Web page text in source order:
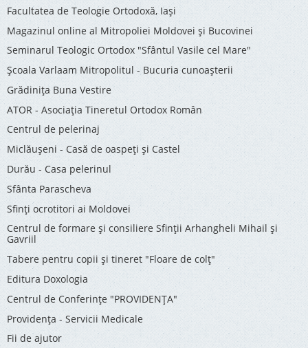
Facultatea de Teologie Ortodoxă, Iaşi
Magazinul online al Mitropoliei Moldovei și Bucovinei
Seminarul Teologic Ortodox "Sfântul Vasile cel Mare"
Şcoala Varlaam Mitropolitul - Bucuria cunoaşterii
Grădinița Buna Vestire
ATOR - Asociaţia Tineretul Ortodox Român
Centrul de pelerinaj
Miclăușeni - Casă de oaspeţi şi Castel
Durău - Casa pelerinul
Sfânta Parascheva
Sfinți ocrotitori ai Moldovei
Centrul de formare și consiliere Sfinții Arhangheli Mihail și
Gavriil
Tabere pentru copii şi tineret "Floare de colţ"
Editura Doxologia
Centrul de Conferinţe "PROVIDENŢA"
Providenţa - Servicii Medicale
Fii de ajutor